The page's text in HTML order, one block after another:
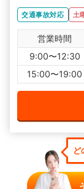
交通事故対応 土
営業時間
9:00〜12:30
15:00〜19:00
ど